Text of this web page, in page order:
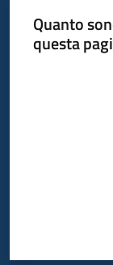
Quanto
questa